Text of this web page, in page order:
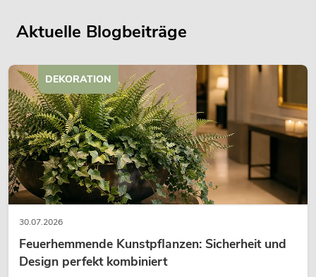
Aktuelle Blogbeiträge
30.07.2026
Feuerhemmende Kunstpflanzen: Sicherheit und
Design perfekt kombiniert
DEKORATION